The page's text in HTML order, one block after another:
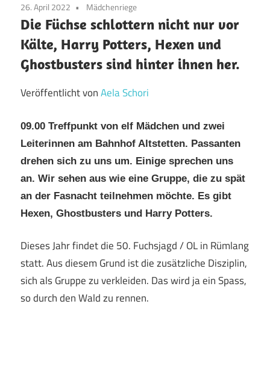
26. April 2022 Mädchenriege
Die Füchse schlottern nicht nur vor
Kälte, Harry Potters, Hexen und
Ghostbusters sind hinter ihnen her.
Veröffentlicht vonAela Schori
09.00 Treffpunkt von elf Mädchen und zwei
Leiterinnen am Bahnhof Altstetten. Passanten
drehen sich zu uns um. Einige sprechen uns
an. Wir sehen aus wie eine Gruppe, die zu spät
an der Fasnacht teilnehmen möchte. Es gibt
Hexen, Ghostbusters und Harry Potters.
Dieses Jahr findet die 50. Fuchsjagd / OL in Rümlang
statt. Aus diesem Grund ist die zusätzliche Disziplin,
sich als Gruppe zu verkleiden. Das wird ja ein Spass,
so durch den Wald zu rennen.